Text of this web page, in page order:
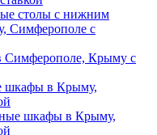
столы с нижним
Симферополе с
Симферополе, Крыму с
шкафы в Крыму,
шкафы в Крыму,